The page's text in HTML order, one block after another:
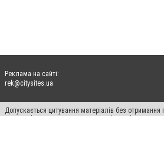
Реклама на сайті:
rek@citysites.ua
Допускається цитування матеріалів без
систем гіперпосилання на цитовані статті не